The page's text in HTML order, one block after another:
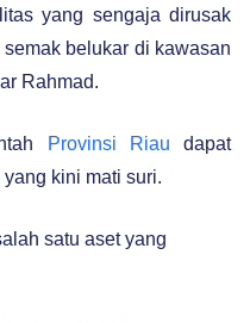
yang sengaja dirusak
belukar di kawasan
Rahmad.
Provinsi Riau dapat
kini mati suri.
satu aset yang